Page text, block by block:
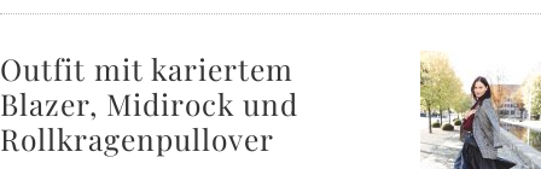
Outfit mit kariertem
Blazer, Midirock und
Rollkragenpullover